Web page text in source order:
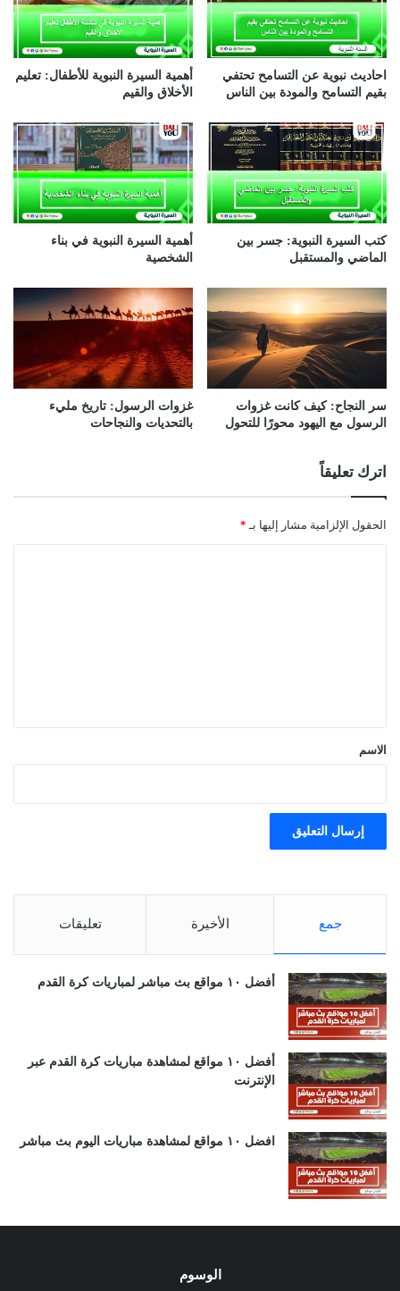
ل
ك
ت
ي
احاديث نبوية عن التسامح تحتفي
بقيم التسامح والمودة بين الناس
أهمية السيرة النبوية للأطفال: تعليم
الأخلاق والقيم
كتب السيرة النبوية: جسر بين
الماضي والمستقبل
أهمية السيرة النبوية في بناء
الشخصية
سر النجاح: كيف كانت غزوات
الرسول مع اليهود محورًا للتحول
غزوات الرسول: تاريخ مليء
بالتحديات والنجاحات
اترك تعليقاً
الحقول الإلزامية مشار إليها بـ *
*الاسم
جمع الأخيرة تعليقات
أفضل ١٠ مواقع بث مباشر لمباريات كرة القدم
أفضل ١٠ مواقع لمشاهدة مباريات كرة القدم عبر
الإنترنت
افضل ١٠ مواقع لمشاهدة مباريات اليوم بث مباشر
الوسوم